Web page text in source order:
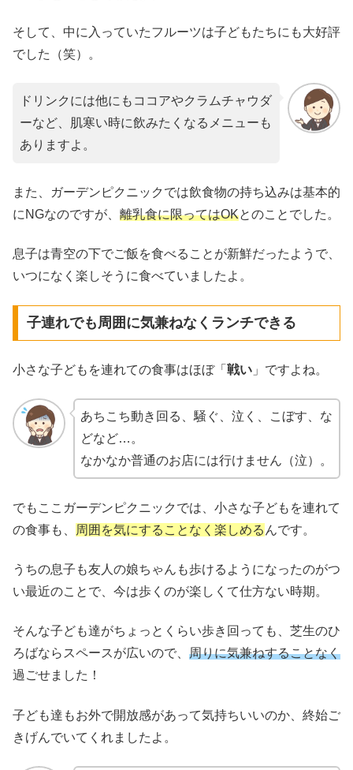
そして、中に入っていたフルーツは子どもたちにも大好評
でした（笑）。
ドリンクには他にもココアやクラムチャウダ
ーなど、肌寒い時に飲みたくなるメニューも
ありますよ。
また、ガーデンピクニックでは飲食物の持ち込みは基本的
にNGなのですが、 離乳食に限ってはOKとのことでした。
息子は青空の下でご飯を食べることが新鮮だったようで、
いつになく楽しそうに食べていましたよ。
子連れでも周囲に気兼ねなくランチできる
小さな子どもを連れての食事はほぼ「 戦い 」ですよね。
あちこち動き回る、騒ぐ、泣く、こぼす、な
どなど…。
なかなか普通のお店には行けません（泣）。
でもここガーデンピクニックでは、小さな子どもを連れて
の食事も、
周囲を気にすることなく楽しめる んです。
うちの息子も友人の娘ちゃんも歩けるようになったのがつ
い最近のことで、今は歩くのが楽しくて仕方ない時期。
そんな子ども達がちょっとくらい歩き回っても、芝生のひ
ろばならスペースが広いので、 周りに気兼ねすることなく
過ごせました！
子ども達もお外で開放感があって気持ちいいのか、終始ご
きげんでいてくれましたよ。